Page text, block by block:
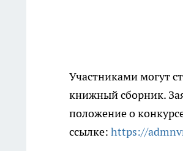
Участниками могут
книжный сборник.
положение о
ссылке: https://